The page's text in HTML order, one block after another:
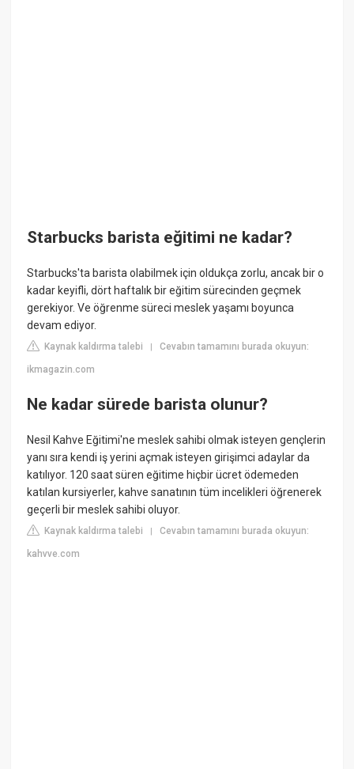
Starbucks barista eğitimi ne kadar?
Starbucks'ta barista olabilmek için oldukça zorlu, ancak bir o
kadar keyifli, dört haftalık bir eğitim sürecinden geçmek
gerekiyor. Ve öğrenme süreci meslek yaşamı boyunca
devam ediyor.
Kaynak kaldırma talebi |Cevabın tamamını burada okuyun:
ikmagazin.com
Ne kadar sürede barista olunur?
Nesil Kahve Eğitimi'ne meslek sahibi olmak isteyen gençlerin
yanı sıra kendi iş yerini açmak isteyen girişimci adaylar da
katılıyor. 120 saat süren eğitime hiçbir ücret ödemeden
katılan kursiyerler, kahve sanatının tüm incelikleri öğrenerek
geçerli bir meslek sahibi oluyor.
Kaynak kaldırma talebi |Cevabın tamamını burada okuyun:
kahvve.com